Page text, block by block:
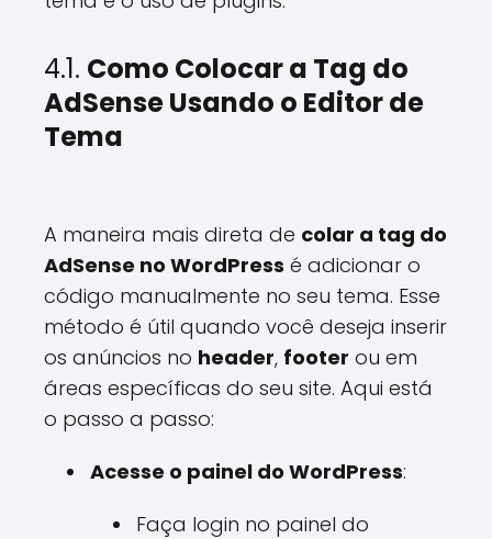
4.1. Como Colocar a Tag do
AdSense Usando o Editor de
Tema
A maneira mais direta de colar a tag do
AdSense no WordPress é adicionar o
código manualmente no seu tema. Esse
método é útil quando você deseja inserir
os anúncios no header, footer ou em
áreas específicas do seu site. Aqui está
o passo a passo:
Acesse o painel do WordPress:
Faça login no painel do